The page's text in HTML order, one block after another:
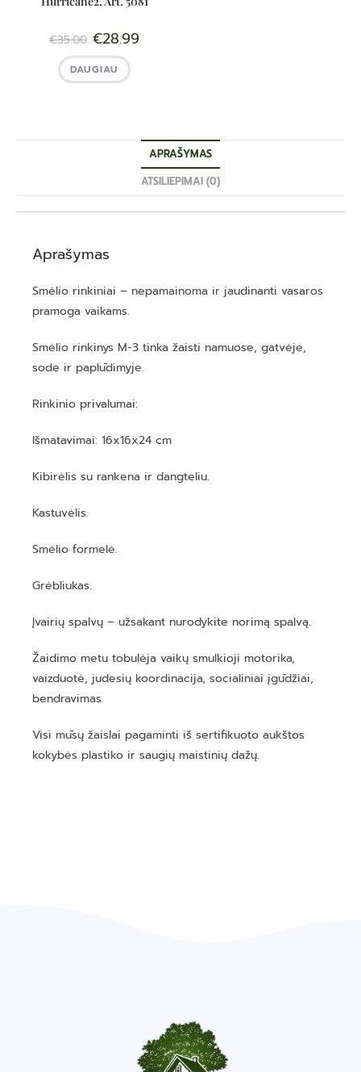
€35.00 €28.99
DAUGIAU
APRAŠYMAS
ATSILIEPIMAI (0)
Aprašymas
Smėlio rinkiniai – nepamainoma ir jaudinanti vasaros
pramoga vaikams.
Smėlio rinkinys M-3 tinka žaisti namuose, gatvėje,
sode ir paplūdimyje.
Rinkinio privalumai:
Išmatavimai: 16x16x24 cm
Kibirėlis su rankena ir dangteliu.
Kastuvėlis.
Smėlio formelė.
Grėbliukas.
Įvairių spalvų – užsakant nurodykite norimą spalvą.
Žaidimo metu tobulėja vaikų smulkioji motorika,
vaizduotė, judesių koordinacija, socialiniai įgūdžiai,
bendravimas.
Visi mūsų žaislai pagaminti iš sertifikuoto aukštos
kokybės plastiko ir saugių maistinių dažų.